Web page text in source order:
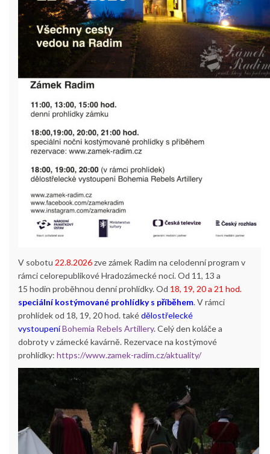
V sobotu 22.8.2026zve zámek Radim na celodenní program v
rámci celorepublikové Hradozámecké noci. Od 11, 13 a
15 hodin proběhnou denní prohlídky. Od 18, 19, 20 a 21 hod.
speciální kostýmované prohlídky s příběhem. V rámci
prohlídek od 18, 19, 20 hod. takédělostřelecké
vystoupeníBohemia Rebels Artillery. Celý den koláče a
dobroty v zámecké kavárně. Rezervace na kostýmové
prohlídky: https://www.zamek-radim.cz/aktuality/